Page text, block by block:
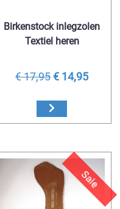
Birkenstock inlegzolen
Textiel heren
€ 17,95€ 14,95
Sale